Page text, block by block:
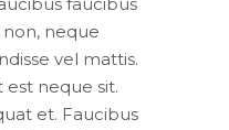
non, neque
vel mattis.
neque sit.
et. Faucibus